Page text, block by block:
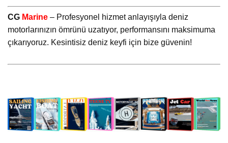
CG Marine – Profesyonel hizmet anlayışıyla deniz
motorlarınızın ömrünü uzatıyor, performansını maksimuma
çıkarıyoruz. Kesintisiz deniz keyfi için bize güvenin!